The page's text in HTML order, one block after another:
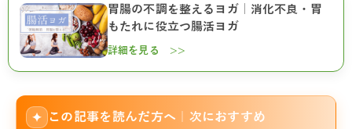
胃腸の不調を整えるヨガ｜消化不良・胃
もたれに役立つ腸活ヨガ
詳細を見る >>
✦ この記事を読んだ方へ｜次におすすめ